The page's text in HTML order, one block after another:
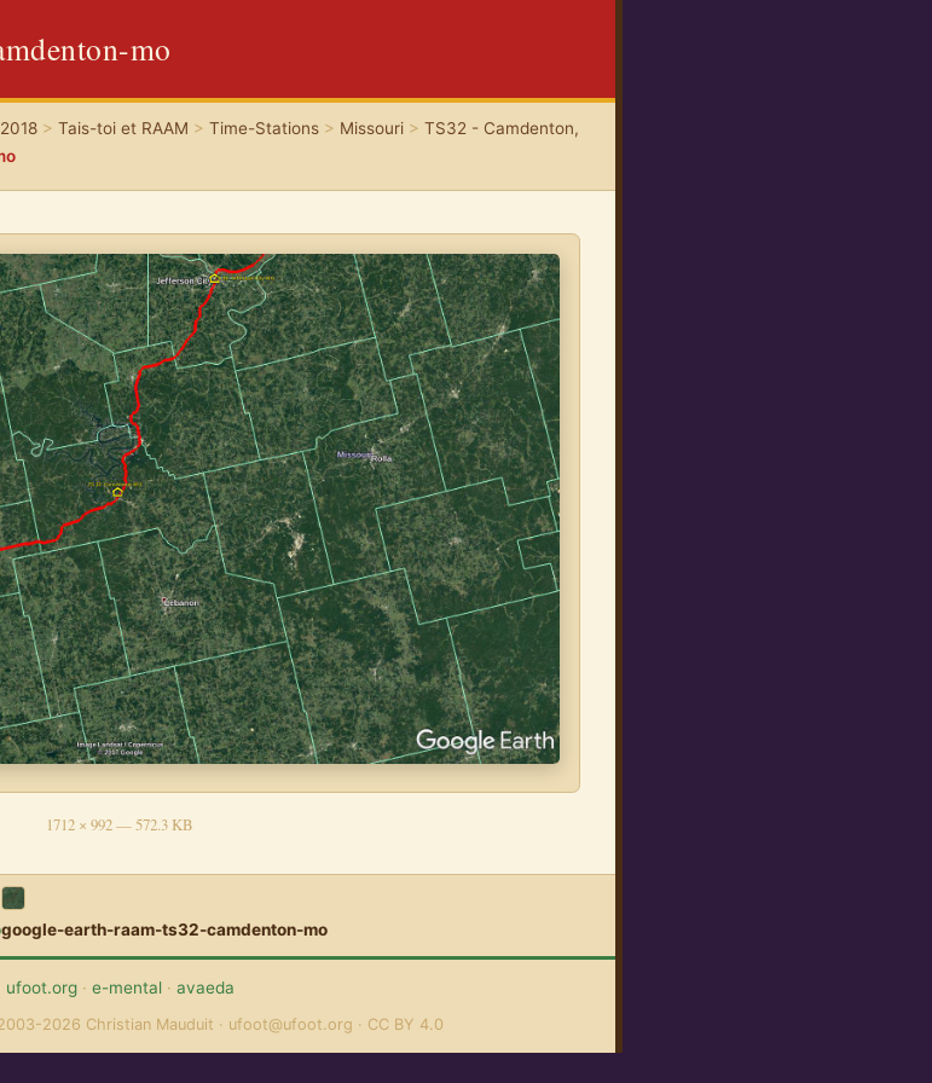
mo
>Tais-toi et RAAM >Time-Stations > Missouri >TS32 - Camdenton,
1712 × 992 — 572.3 KB
google-earth-raam-ts32-camdenton-mo
ufoot.org· e-mental· avaeda
2026 Christian Mauduit ufoot@ufoot.org CC BY 4.0